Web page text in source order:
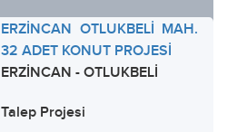
ERZİNCAN OTLUKBELİ MAH.
32 ADET KONUT PROJESİ
ERZİNCAN - OTLUKBELİ
Talep Projesi